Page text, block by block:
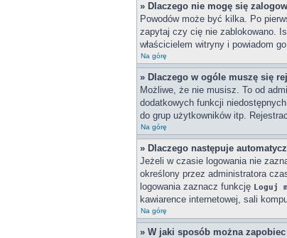
» Dlaczego nie mogę się
Powodów może być kilka. Po
zapytaj czy cię nie zablokowano.
właścicielem witryny i powiadom
Na górę
» Dlaczego w ogóle muszę się
Możliwe, że nie musisz. To od
dodatkowych funkcji
do grup użytkowników itp.
Na górę
» Dlaczego następuje
Jeżeli w czasie logowania nie
określony przez administratora
logowania zaznacz funkcję Loguj
kawiarence internetowej, sali
Na górę
» W jaki sposób można